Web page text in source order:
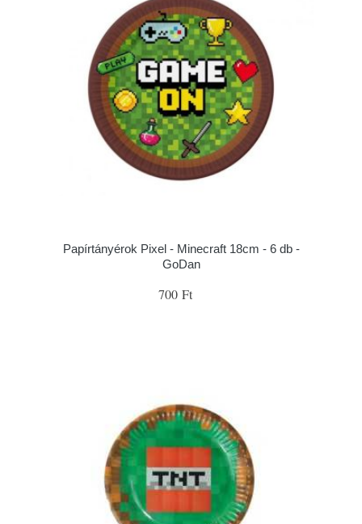
Papírtányérok Pixel - Minecraft 18cm - 6 db -
GoDan
700 Ft